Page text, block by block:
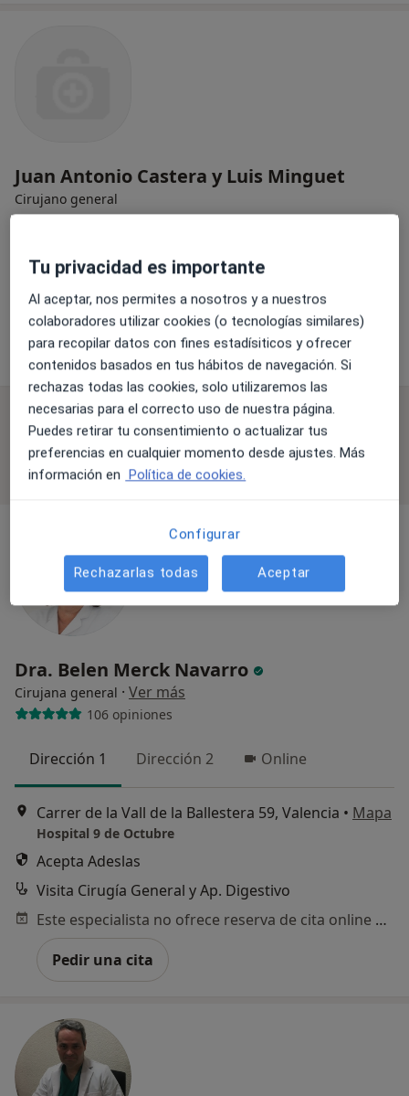
Juan Antonio Castera y Luis Minguet
Cirujano general
Acepta Adeslas
Mostrar perfil
Especialistas disponibles
Estos especialistas se encuentran fuera de Alzira,
Valencia, en zonas cercanas a tu búsqueda
Dra. Belen Merck Navarro
Cirujana general · Ver más
106 opiniones
Dirección 1 Dirección 2 Online
Carrer de la Vall de la Ballestera 59, Valencia • Mapa
Hospital 9 de Octubre
Acepta Adeslas
Visita Cirugía General y Ap. Digestivo
Este especialista no ofrece reserva de cita online en esta dirección.
Pedir una cita
Tu privacidad es importante
Al aceptar, nos permites a nosotros y a nuestros
colaboradores utilizar cookies (o tecnologías similares)
para recopilar datos con fines estadísiticos y ofrecer
contenidos basados en tus hábitos de navegación. Si
rechazas todas las cookies, solo utilizaremos las
necesarias para el correcto uso de nuestra página.
Puedes retirar tu consentimiento o actualizar tus
preferencias en cualquier momento desde ajustes. Más
información en Política de cookies.
Configurar
Rechazarlas todas Aceptar